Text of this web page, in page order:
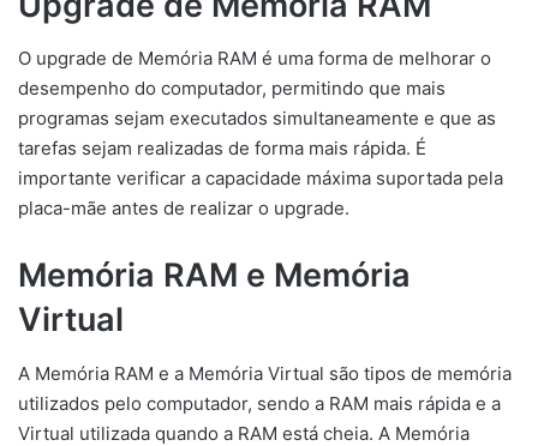
O upgrade de Memória RAM é uma forma de melhorar o
desempenho do computador, permitindo que mais
programas sejam executados simultaneamente e que as
tarefas sejam realizadas de forma mais rápida. É
importante verificar a capacidade máxima suportada pela
placa-mãe antes de realizar o upgrade.
Memória RAM e Memória
Virtual
A Memória RAM e a Memória Virtual são tipos de memória
utilizados pelo computador, sendo a RAM mais rápida e a
Virtual utilizada quando a RAM está cheia. A Memória